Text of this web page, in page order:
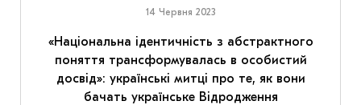
14 Червня 2023
«Національна ідентичність з абстрактного
поняття трансформувалась в особистий
досвід»: українські митці про те, як вони
бачать українське Відродження